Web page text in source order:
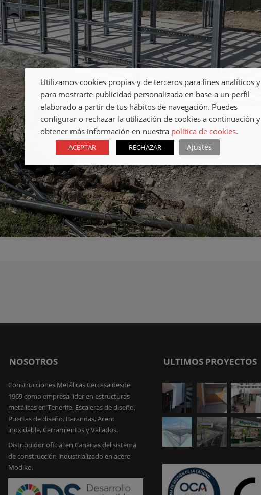
NOSOTROS
Construcciones Metálicas Cercasa desde
1969 como empresa líder en estructuras
metálicas en Tenerife, Escaleras de diseño,
Puertas de diseño, Barandas, Acero
inoxidable, Cerramientos y Vallados.
Distribuidor oficial en Canarias del sistema
de construcción industrializado en acero
Modiko.
ULTIMOS PROYECTOS
Utilizamos cookies propias y de terceros para fines analíticos y
para mostrarte publicidad personalizada en base a un perfil
elaborado a partir de tus hábitos de navegación. Puedes
configurar o rechazar la utilización de cookies a continuación y
obtener más información en nuestra política de cookies.
ACEPTAR RECHAZAR Ajustes